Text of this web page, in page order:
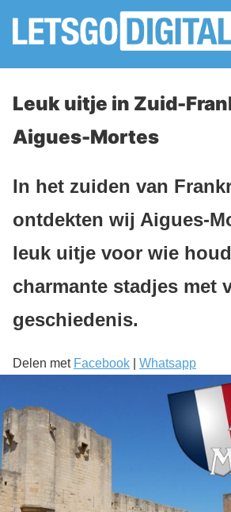
Leuk uitje in Zuid-
Aigues-Mortes
In het zuiden van
ontdekten wij Aigues-
leuk uitje voor wie
charmante stadjes met
geschiedenis.
Delen met Facebook Whatsapp